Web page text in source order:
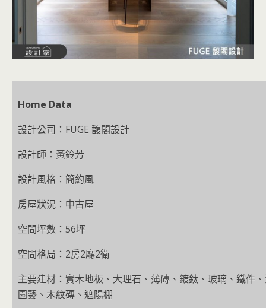
Home Data
設計公司：FUGE 馥閣設計
設計師：黃鈴芳
設計風格：簡約風
房屋狀況：中古屋
空間坪數：56坪
空間格局：2房2廳2衛
主要建材：實木地板、大理石、薄磚、鍍鈦、玻璃、鐵件
園藝、木紋磚、遮陽棚